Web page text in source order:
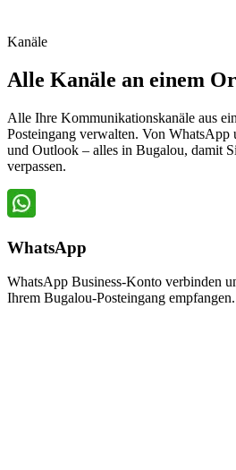
Kanäle
Alle Kanäle an einem
Alle Ihre Kommunikationskanäle aus
Posteingang verwalten. Von WhatsApp
und Outlook – alles in Bugalou, damit
verpassen.
WhatsApp
WhatsApp Business-Konto verbinden
Ihrem Bugalou-Posteingang empfangen.